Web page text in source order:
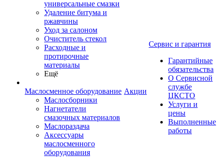
универсальные смазки
Удаление битума и
ржавчины
Уход за салоном
Очиститель стекол
Расходные и
протирочные
материалы
Ещё
Маслосменное оборудование
Маслосборники
Нагнетатели
смазочных материалов
Маслораздача
Аксессуары
маслосменного
оборудования
Акции
Сервис и гарантия
Гарантийные
обязательства
О Сервисной
службе
ЦКСТО
Услуги и
цены
Выполненные
работы